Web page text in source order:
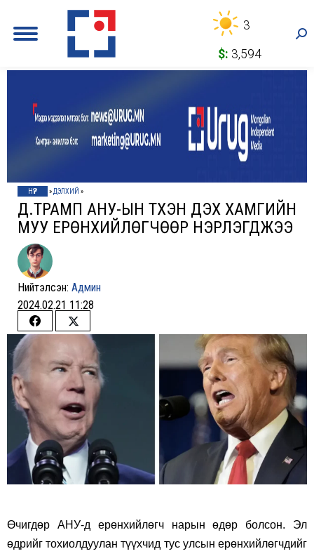
3
$: 3,594
НҮҮР »ДЭЛХИЙ »
Д.ТРАМП АНУ-ЫН ТҮҮХЭН ДЭХ ХАМГИЙН
МУУ ЕРӨНХИЙЛӨГЧӨӨР НЭРЛЭГДЖЭЭ
Нийтэлсэн: Админ
2024.02.21 11:28
Share
Facebook
Share
on
Twitter
Өчигдөр АНУ-д ерөнхийлөгч нарын өдөр болсон. Эл
өдрийг тохиолдуулан түүхчид тус улсын ерөнхийлөгчдийг